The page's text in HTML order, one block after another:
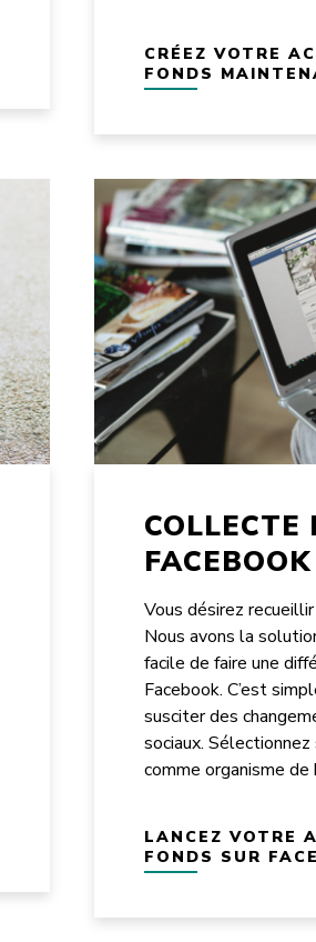
CRÉEZ VOTRE
FONDS
COLLECTE
FACEBOOK
Vous désirez
Nous avons la
facile de faire une
Facebook. C’est
susciter des
sociaux. Sélectionnez
comme organisme de
LANCEZ VOTRE
FONDS SUR